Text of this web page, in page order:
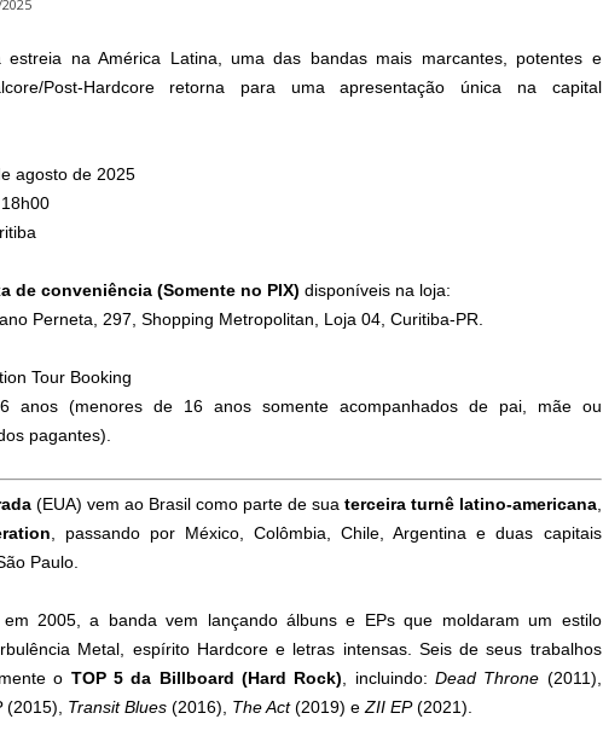
estreia na América Latina, uma das bandas mais marcantes, potentes e
Post-Hardcore retorna para uma apresentação única na capital
agosto de 2025
18h00
de conveniência (Somente no PIX) disponíveis na loja:
Perneta, 297, Shopping Metropolitan, Loja 04, Curitiba-PR.
Tour Booking
anos (menores de 16 anos somente acompanhados de pai, mãe ou
pagantes).
(EUA) vem ao Brasil como parte de sua terceira turnê latino-americana,
, passando por México, Colômbia, Chile, Argentina e duas capitais
Paulo.
em 2005, a banda vem lançando álbuns e EPs que moldaram um estilo
Metal, espírito Hardcore e letras intensas. Seis de seus trabalhos
o TOP 5 da Billboard (Hard Rock) , incluindo: Dead Throne (2011),
(2015), Transit Blues(2016), The Act(2019) e ZII EP(2021).